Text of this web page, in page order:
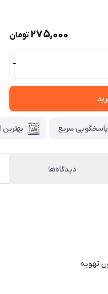
275,000تومان
-
پاسخگویی سریع بهترین
دیدگاه‌ها
تهويه